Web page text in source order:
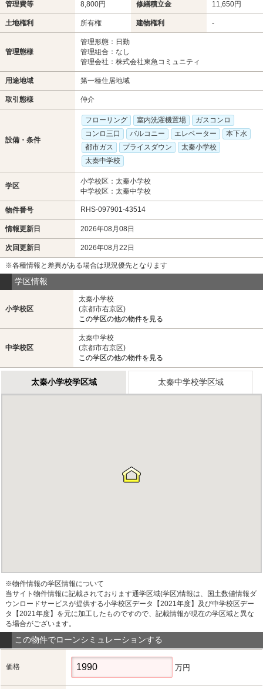
管理費等 8,800円 修繕積立金 11,650円
土地権利 所有権 建物権利 -
管理態様
管理形態：日勤
管理組合：なし
管理会社：株式会社東急コミュニティ
用途地域 第一種住居地域
取引態様 仲介
設備・条件
フローリング 室内洗濯機置場
ガスコンロ
コンロ三口
バルコニー エレベーター
本下水
都市ガス
プライスダウン
太秦小学校
太秦中学校
学区
小学校区：太秦小学校
中学校区：太秦中学校
物件番号 RHS-097901-43514
情報更新日 2026年08月08日
次回更新日 2026年08月22日
※各種情報と差異がある場合は現況優先となります
学区情報
小学校区
太秦小学校
(京都市右京区)
この学区の他の物件を見る
中学校区
太秦中学校
(京都市右京区)
この学区の他の物件を見る
太秦小学校学区域 太秦中学校学区域
※物件情報の学区情報について
当サイト物件情報に記載されております通学区域(学区)情報は、国土数値情報ダ
ウンロードサービスが提供する小学校区データ【2021年度】及び中学校区デー
タ【2021年度】を元に加工したものですので、記載情報が現在の学区域と異な
る場合がございます。
この物件でローンシミュレーションする
価格 万円